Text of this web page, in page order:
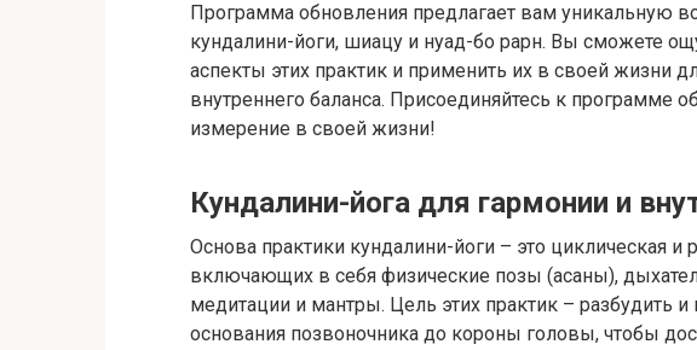
Программа обновления предлагает вам уникальную
кундалини-йоги, шиацу и нуад-бо рарн. Вы сможете
аспекты этих практик и применить их в своей жизни
внутреннего баланса. Присоединяйтесь к программе
измерение в своей жизни!
Кундалини-йога для гармонии и
Основа практики кундалини-йоги – это циклическая и
включающих в себя физические позы (асаны),
медитации и мантры. Цель этих практик – разбудить
основания позвоночника до короны головы, чтобы